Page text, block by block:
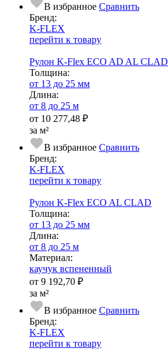
В избранное Сравнить
Бренд:
K-FLEX
перейти к товару
Рулон K-Flex ECO AD AL CLAD
Тол­щи­на:
от 13 до 25 мм
Длина:
от 8 до 25 м
от 10 277,48 ₽
за м²
В избранное Сравнить
Бренд:
K-FLEX
перейти к товару
Рулон K-Flex ECO AL CLAD
Тол­щи­на:
от 13 до 25 мм
Длина:
от 8 до 25 м
Ма­­те­­ри­­ал:
каучук вспененный
от 9 192,70 ₽
за м²
В избранное Сравнить
Бренд:
K-FLEX
перейти к товару